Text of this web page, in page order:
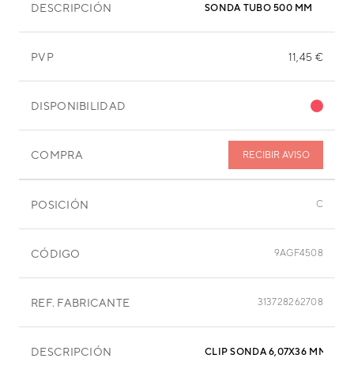
DESCRIPCIÓN SONDA TUBO 500 MM
PVP 11,45 €
DISPONIBILIDAD
COMPRA RECIBIR AVISO
POSICIÓN C
CÓDIGO 9AGF4508
REF. FABRICANTE 313728262708
DESCRIPCIÓN CLIP SONDA 6,07X36 MM